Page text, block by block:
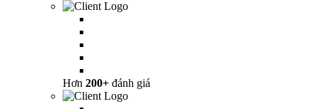
Hơn 200+ đánh giá